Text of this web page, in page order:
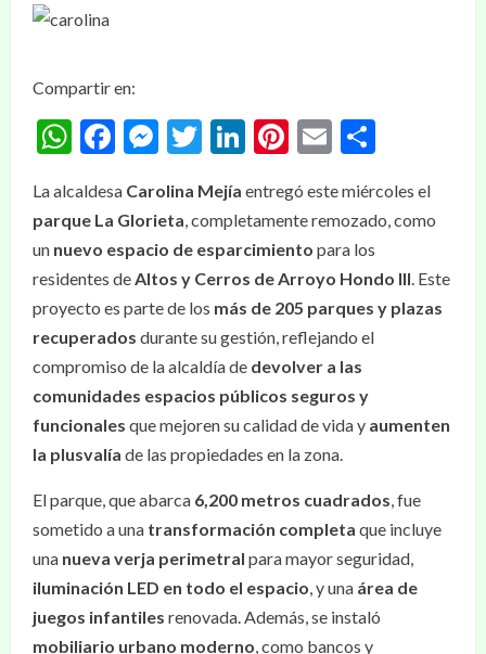
Compartir en:
WhatsApp
Facebook
Messenger
Twitter
LinkedIn
Pinterest
Email
La alcaldesa Carolina Mejía entregó este miércoles el
parque La Glorieta, completamente remozado, como
un nuevo espacio de esparcimiento para los
residentes deAltos y Cerros de Arroyo Hondo III. Este
proyecto es parte de los más de 205 parques y plazas
recuperados durante su gestión, reflejando el
compromiso de la alcaldía de devolver a las
comunidades espacios públicos seguros y
funcionales que mejoren su calidad de vida y aumenten
la plusvalía de las propiedades en la zona.
El parque, que abarca 6,200 metros cuadrados, fue
sometido a una transformación completa que incluye
una nueva verja perimetral para mayor seguridad,
iluminación LED en todo el espacio, y una área de
juegos infantiles renovada. Además, se instaló
mobiliario urbano moderno, como bancos y